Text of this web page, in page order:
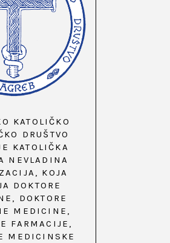
KATOLIČKO
DRUŠTVO
KATOLIČKA
NEVLADINA
KOJA
DOKTORE
DOKTORE
MEDICINE,
FARMACIJE,
MEDICINSKE